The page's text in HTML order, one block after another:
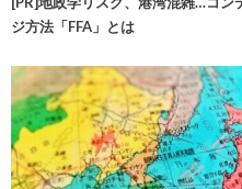
ジ方法「FFA」とは